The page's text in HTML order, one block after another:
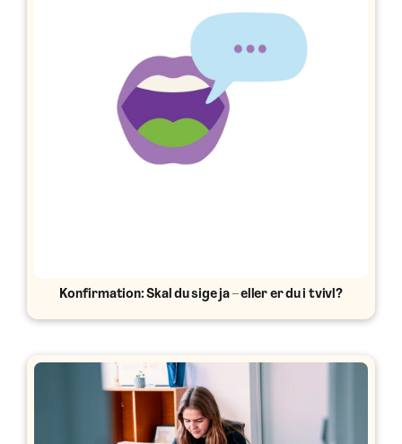
Konfirmation: Skal du sige ja – eller er du i tvivl?